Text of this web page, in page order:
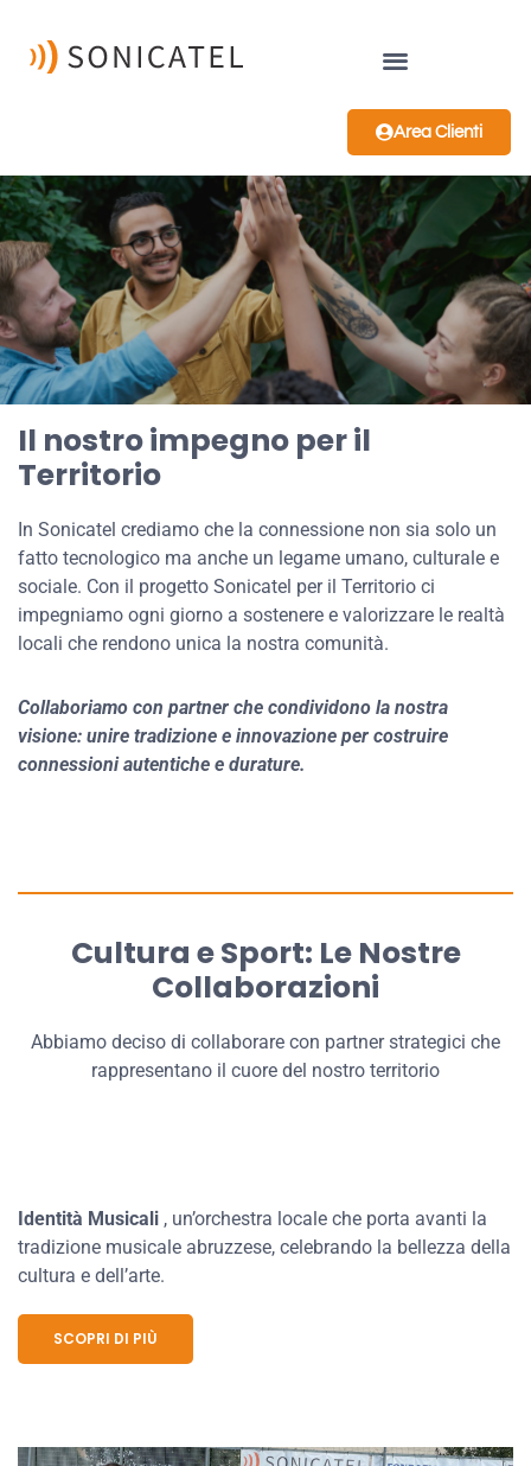
Area Clienti
Il nostro impegno per il
Territorio
In Sonicatel crediamo che la connessione non sia solo un
fatto tecnologico ma anche un legame umano, culturale e
sociale. Con il progetto Sonicatel per il Territorio ci
impegniamo ogni giorno a sostenere e valorizzare le realtà
locali che rendono unica la nostra comunità.
Collaboriamo con partner che condividono la nostra
visione: unire tradizione e innovazione per costruire
connessioni autentiche e durature.
Cultura e Sport: Le Nostre
Collaborazioni
Abbiamo deciso di collaborare con partner strategici che
rappresentano il cuore del nostro territorio
Identità Musicali , un’orchestra locale che porta avanti la
tradizione musicale abruzzese, celebrando la bellezza della
cultura e dell’arte.
SCOPRI DI PIÙ